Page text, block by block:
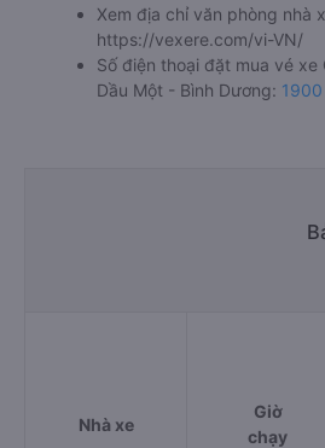
Xem địa chỉ văn phòng nhà
https://vexere.com/vi-VN/
Số điện thoại đặt mua vé xe
Dầu Một - Bình Dương:
Nhà xe
Giờ
chạy